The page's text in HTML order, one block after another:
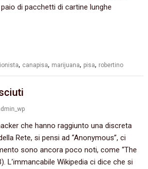
di pacchetti di cartine lunghe
, canapisa, marijuana, pisa, robertino
che hanno raggiunto una discreta
Rete, si pensi ad “Anonymous”, ci
sono ancora poco noti, come “The
L’immancabile Wikipedia ci dice che si